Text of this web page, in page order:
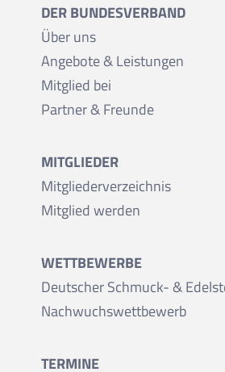
DER BUNDESVERBAND
Über uns
Angebote & Leistungen
Mitglied bei
Partner & Freunde
MITGLIEDER
Mitgliederverzeichnis
Mitglied werden
WETTBEWERBE
Deutscher Schmuck- &
Nachwuchswettbewerb
TERMINE